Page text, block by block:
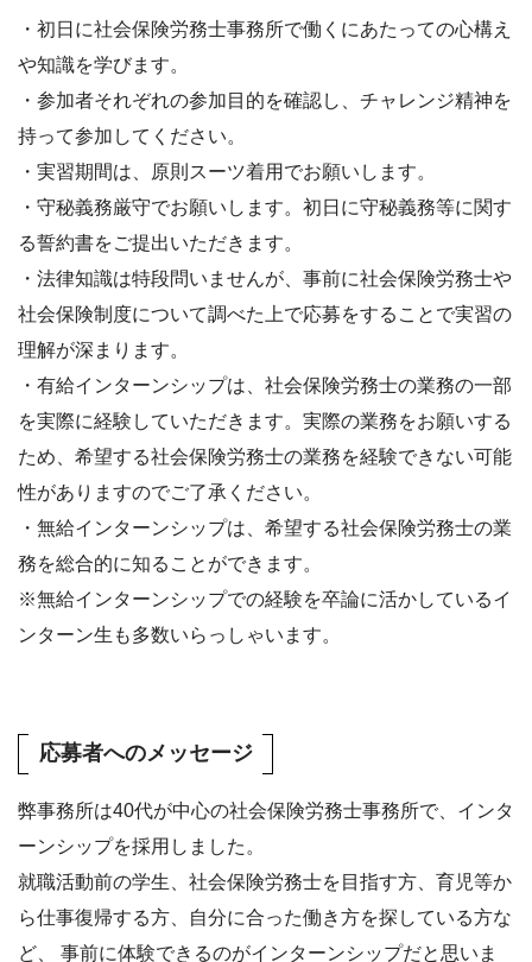
・初日に社会保険労務士事務所で働くにあたっての心構え
や知識を学びます。
・参加者それぞれの参加目的を確認し、チャレンジ精神を
持って参加してください。
・実習期間は、原則スーツ着用でお願いします。
・守秘義務厳守でお願いします。初日に守秘義務等に関す
る誓約書をご提出いただきます。
・法律知識は特段問いませんが、事前に社会保険労務士や
社会保険制度について調べた上で応募をすることで実習の
理解が深まります。
・有給インターンシップは、社会保険労務士の業務の一部
を実際に経験していただきます。実際の業務をお願いする
ため、希望する社会保険労務士の業務を経験できない可能
性がありますのでご了承ください。
・無給インターンシップは、希望する社会保険労務士の業
務を総合的に知ることができます。
※無給インターンシップでの経験を卒論に活かしているイ
ンターン生も多数いらっしゃいます。
応募者へのメッセージ
弊事務所は40代が中心の社会保険労務士事務所で、インタ
ーンシップを採用しました。
就職活動前の学生、社会保険労務士を目指す方、育児等か
ら仕事復帰する方、自分に合った働き方を探している方な
ど、 事前に体験できるのがインターンシップだと思いま